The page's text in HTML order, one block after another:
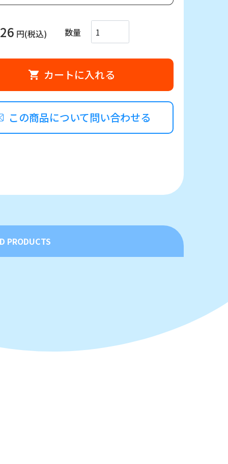
円(税込) 数量
カートに入れる
この商品について問い合わせる
PRODUCTS